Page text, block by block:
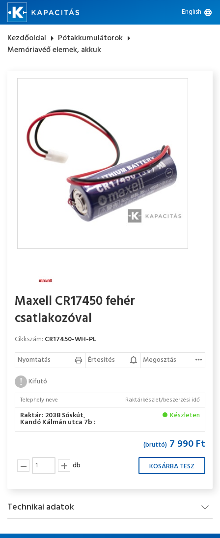
English language
Kezdőoldal arrow_right Pótakkumulátorok arrow_right
Memóriavéő elemek, akkuk
Maxell CR17450 fehér
csatlakozóval
Cikkszám: CR17450-WH-PL
Nyomtatás
Értesítés
Megosztás
Kifutó
Telephely neve Raktárkészlet/beszerzési idő
Raktár: 2038 Sóskút,
Kandó Kálmán utca 7b :
Készleten
(bruttó) 7 990 Ft
db
Technikai adatok